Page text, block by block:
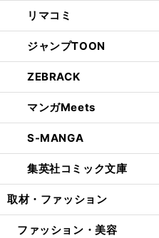
リマコミ
ジャンプTOON
ZEBRACK
マンガMeets
S-MANGA
集英社コミック文庫
取材・ファッション
ファッション・美容